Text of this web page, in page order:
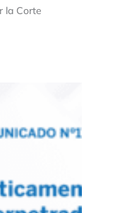
la Corte